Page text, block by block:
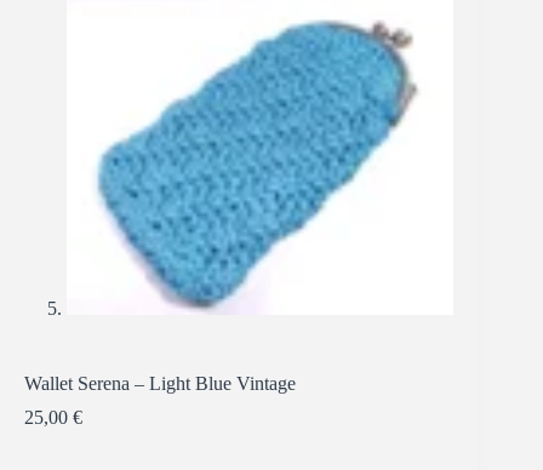
Wallet Serena – Light Blue Vintage
25,00 €